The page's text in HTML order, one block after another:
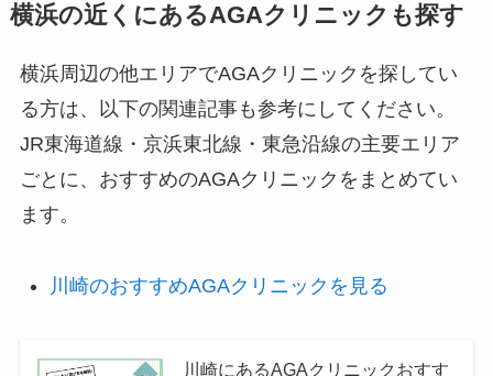
横浜の近くにあるAGAクリニックも探す
横浜周辺の他エリアでAGAクリニックを探してい
る方は、以下の関連記事も参考にしてください。
JR東海道線・京浜東北線・東急沿線の主要エリア
ごとに、おすすめのAGAクリニックをまとめてい
ます。
川崎のおすすめAGAクリニックを見る
川崎にあるAGAクリニックおすす